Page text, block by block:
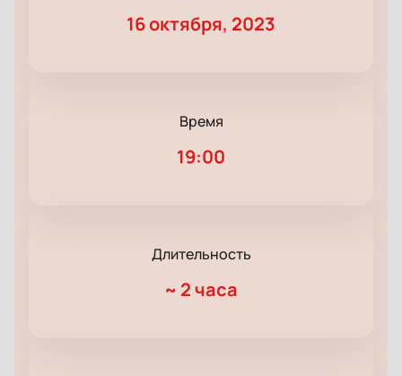
16 октября, 2023
Время
19:00
Длительность
~ 2 часа